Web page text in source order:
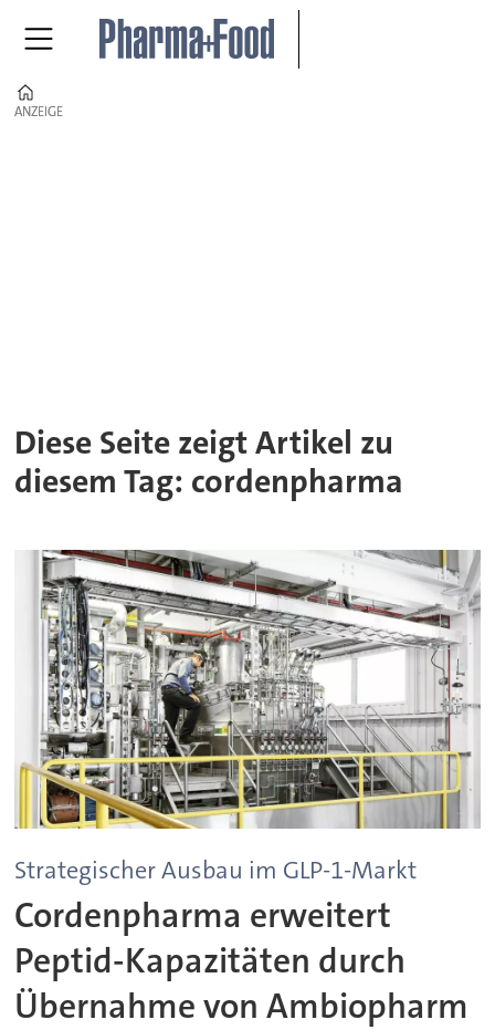
ANZEIGE
ANZEIGE
Diese Seite zeigt Artikel zu
diesem Tag: cordenpharma
Strategischer Ausbau im GLP-1-Markt
Cordenpharma erweitert
Peptid-Kapazitäten durch
Übernahme von Ambiopharm